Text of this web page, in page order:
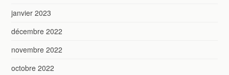
janvier 2023
décembre 2022
novembre 2022
octobre 2022